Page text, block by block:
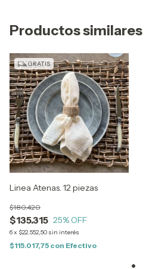
Productos similares
GRATIS
Linea Atenas. 12 piezas
$135.315
$180.420
25% OFF
6x $22.552,50 sin interés
$115.017,75 con Efectivo